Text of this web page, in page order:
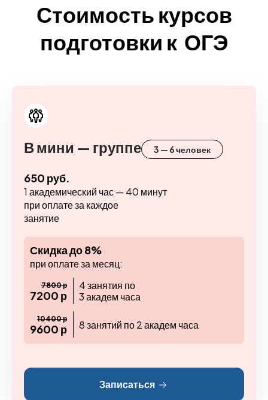
Стоимость курсов
подготовки к ОГЭ
В мини — группе 3 — 6 человек
650 руб.
1 академический час — 40 минут
при оплате за каждое
занятие
Скидка до 8%
при оплате за месяц:
7800 р
7200 р
4 занятия по
3 академ часа
10400 р
9600 р 8 занятий по 2 академ часа
Записаться